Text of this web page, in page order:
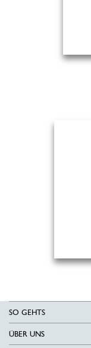
SO GEHTS
ÜBER UNS